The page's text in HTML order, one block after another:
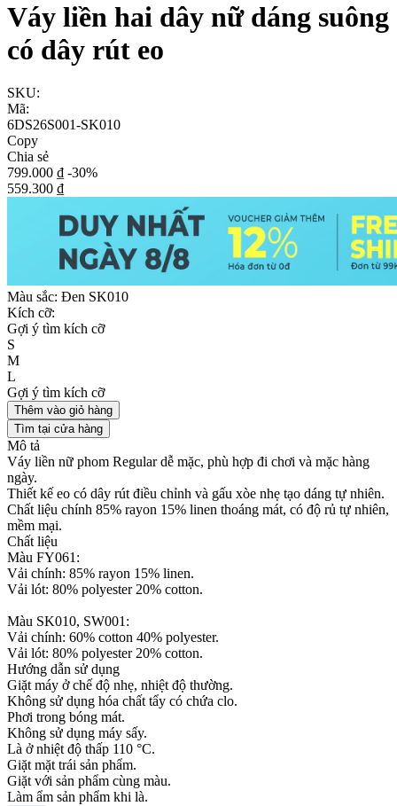
Váy liền hai dây nữ dáng suông
có dây rút eo
SKU:
Mã:
6DS26S001-SK010
Copy
Chia sẻ
799.000 ₫ -30%
559.300 ₫
Màu sắc: Đen SK010
Kích cỡ:
Gợi ý tìm kích cỡ
S
M
L
Gợi ý tìm kích cỡ
Thêm vào giỏ hàng
Tìm tại cửa hàng
Mô tả
Váy liền nữ phom Regular dễ mặc, phù hợp đi chơi và mặc hàng
ngày.
Thiết kế eo có dây rút điều chỉnh và gấu xòe nhẹ tạo dáng tự nhiên.
Chất liệu chính 85% rayon 15% linen thoáng mát, có độ rủ tự nhiên,
mềm mại.
Chất liệu
Màu FY061:
Vải chính: 85% rayon 15% linen.
Vải lót: 80% polyester 20% cotton.
Màu SK010, SW001:
Vải chính: 60% cotton 40% polyester.
Vải lót: 80% polyester 20% cotton.
Hướng dẫn sử dụng
Giặt máy ở chế độ nhẹ, nhiệt độ thường.
Không sử dụng hóa chất tẩy có chứa clo.
Phơi trong bóng mát.
Không sử dụng máy sấy.
Là ở nhiệt độ thấp 110 °C.
Giặt mặt trái sản phẩm.
Giặt với sản phẩm cùng màu.
Làm ẩm sản phẩm khi là.